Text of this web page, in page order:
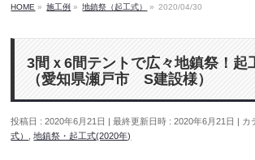
HOME » 施工例 » 地鎮祭（起工式） » 2020/04/30
3間ｘ6間テントで広々地鎮祭！起
（愛知県瀬戸市 S建設様）
投稿日 : 2020年6月21日 最終更新日時 : 2020年6月21日 カ
式）
,地鎮祭・起工式(2020年)